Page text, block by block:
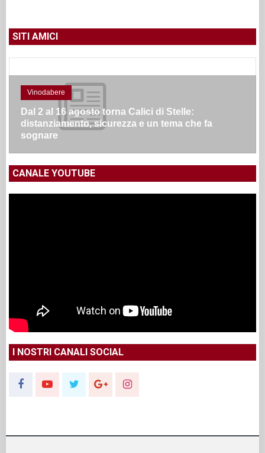
SITI AMICI
Vinodabere
Dal 2 al 16 agosto torna Calici di Stelle:
distanziamento, sicurezza e un tema che fa
sognare
CANALE YOUTUBE
I NOSTRI CANALI SOCIAL